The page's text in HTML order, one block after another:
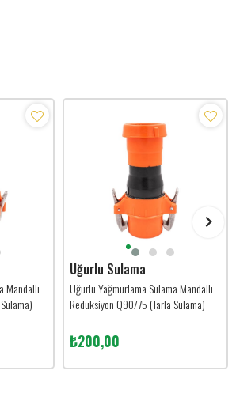
Mandallı
Uğurlu Sulama
Uğurlu Yağmurlama Sulama Mandallı
Redüksiyon Q90/75 (Tarla Sulama)
₺200,00